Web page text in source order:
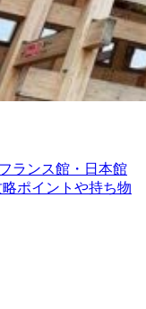
ランス館・日本館
ポイントや持ち物